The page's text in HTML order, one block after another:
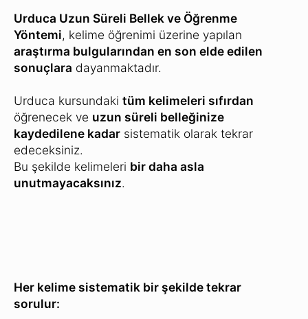
Urduca Uzun Süreli Bellek ve Öğrenme
Yöntemi, kelime öğrenimi üzerine yapılan
araştırma bulgularından en son elde edilen
sonuçlara dayanmaktadır.
Urduca kursundaki tüm kelimeleri sıfırdan
öğrenecek ve uzun süreli belleğinize
kaydedilene kadar sistematik olarak tekrar
edeceksiniz.
Bu şekilde kelimeleri bir daha asla
unutmayacaksınız.
Her kelime sistematik bir şekilde tekrar
sorulur: